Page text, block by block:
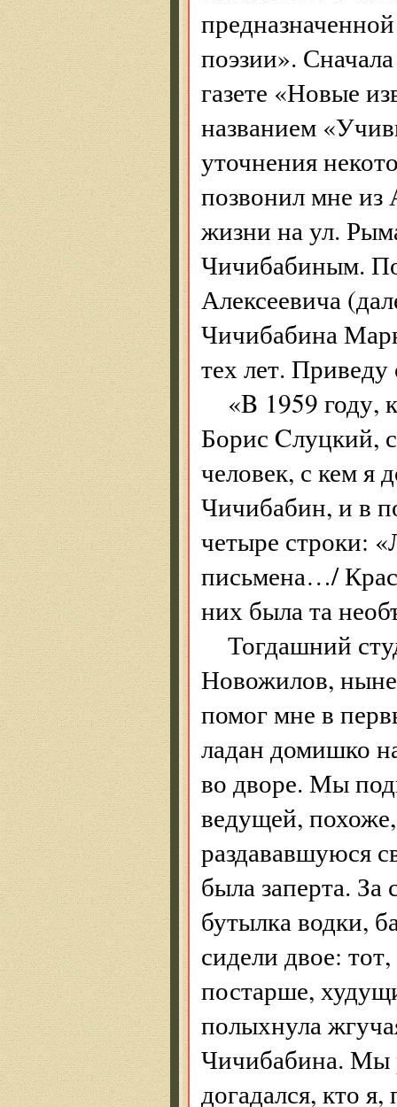
поэзии».
газете «Новые
названием
уточнения
позвонил мне
жизни на ул.
Чичибабиным.
Алексеевича
Чичибабина
тех лет.
«B 1959 году,
Борис Cлуцкий,
человек, с кем я
Чичибабин, и в
четыре строки:
письмена…/
них была та
Тогдашний
Новожилов,
помог мне в
ладан домишко
во дворе. Мы
ведущей,
раздававшуюся
была заперта. За
бутылка водки,
сидели двое:
постарше,
полыхнула
Чичибабина. Мы
догадался, кто